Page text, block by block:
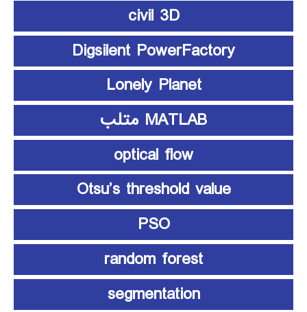
civil 3D
Digsilent PowerFactory
Lonely Planet
MATLAB متلب
optical flow
Otsu’s threshold value
PSO
random forest
segmentation